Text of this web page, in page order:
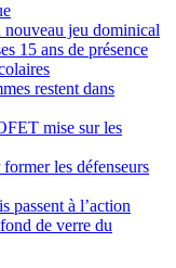
jeu dominical
15 ans de présence
restent dans
mise sur les
les défenseurs
passent à l’action
de verre du